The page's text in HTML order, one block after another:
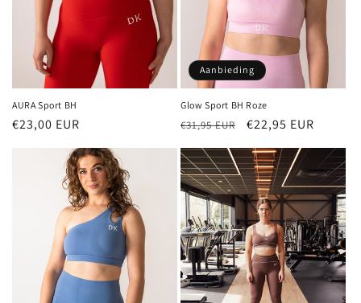
AURA Sport BH
Normale
€23,00 EUR
Aanbieding
Glow Sport BH Roze
Normale
€31,95 EUR Aanbiedingsprijs
€22,95 EUR